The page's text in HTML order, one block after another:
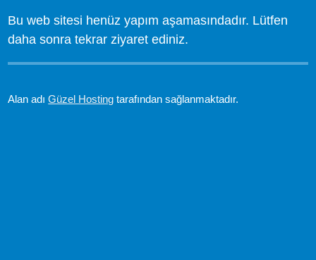
Bu web sitesi henüz yapım aşamasındadır. Lütfen
daha sonra tekrar ziyaret ediniz.
Alan adıGüzel Hosting tarafından sağlanmaktadır.